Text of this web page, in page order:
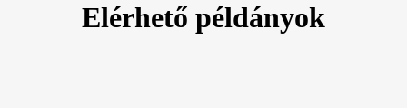
Elérhető példányok